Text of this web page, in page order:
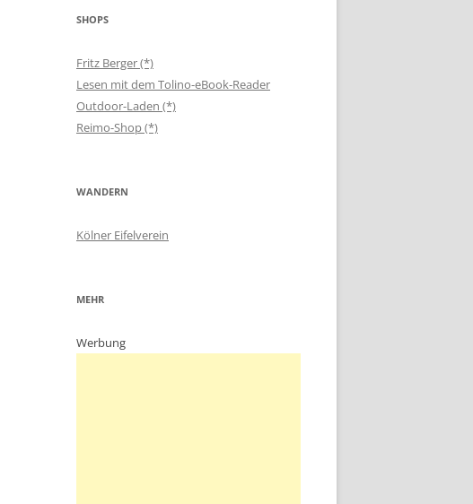
SHOPS
Fritz Berger (*)
Lesen mit dem Tolino-eBook-Reader
Outdoor-Laden (*)
Reimo-Shop (*)
WANDERN
Kölner Eifelverein
MEHR
Werbung